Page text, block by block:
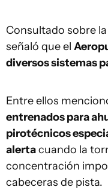
Consultado sobre
señaló que el
diversos sistemas
Entre ellos
entrenados para
pirotécnicos
alertacuando la
concentración
cabeceras de pista.